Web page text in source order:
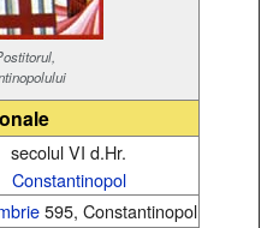
secolul VI d.Hr.
Constantinopol
595, Constantinopol